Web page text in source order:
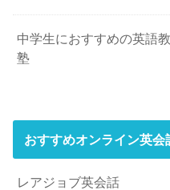
中学生におすすめの英語
塾
おすすめオンライン英会
レアジョブ英会話